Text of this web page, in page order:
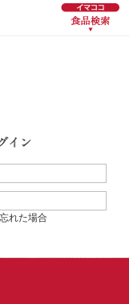
れた場合